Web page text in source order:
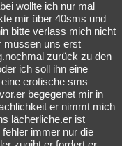
wollte ich nur mal
mir über 40sms und
bitte verlass mich nicht
müssen uns erst
zurück zu den
ich soll ihn eine
erotische sms
begegenet mir in
er nimmt mich
lächerliche.er ist
immer nur die